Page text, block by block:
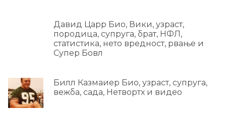
Давид Царр Био, Вики, узраст,
породица, супруга, брат, НФЛ,
статистика, нето вредност, рвање и
Супер Бовл
Билл Казмаиер Био, узраст, супруга,
вежба, сада, Нетвортх и видео